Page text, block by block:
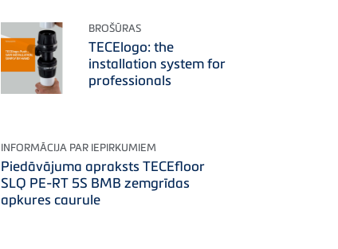
BROŠŪRAS
TECElogo: the
installation system for
professionals
INFORMĀCIJA PAR IEPIRKUMIEM
Piedāvājuma apraksts TECEfloor
SLQ PE-RT 5S BMB zemgrīdas
apkures caurule